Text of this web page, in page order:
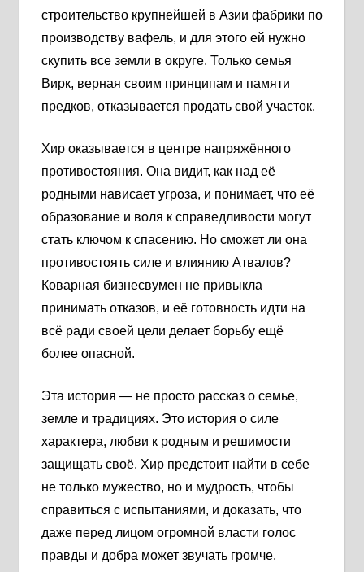
строительство крупнейшей в Азии фабрики по
производству вафель, и для этого ей нужно
скупить все земли в округе. Только семья
Вирк, верная своим принципам и памяти
предков, отказывается продать свой участок.
Хир оказывается в центре напряжённого
противостояния. Она видит, как над её
родными нависает угроза, и понимает, что её
образование и воля к справедливости могут
стать ключом к спасению. Но сможет ли она
противостоять силе и влиянию Атвалов?
Коварная бизнесвумен не привыкла
принимать отказов, и её готовность идти на
всё ради своей цели делает борьбу ещё
более опасной.
Эта история — не просто рассказ о семье,
земле и традициях. Это история о силе
характера, любви к родным и решимости
защищать своё. Хир предстоит найти в себе
не только мужество, но и мудрость, чтобы
справиться с испытаниями, и доказать, что
даже перед лицом огромной власти голос
правды и добра может звучать громче.